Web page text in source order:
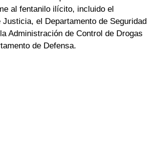
al fentanilo ilícito, incluido el
Justicia, el Departamento de Seguridad
Administración de Control de Drogas
de Defensa.